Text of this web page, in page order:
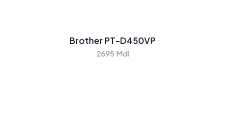
Brother PT-D450VP
2695 Mdl